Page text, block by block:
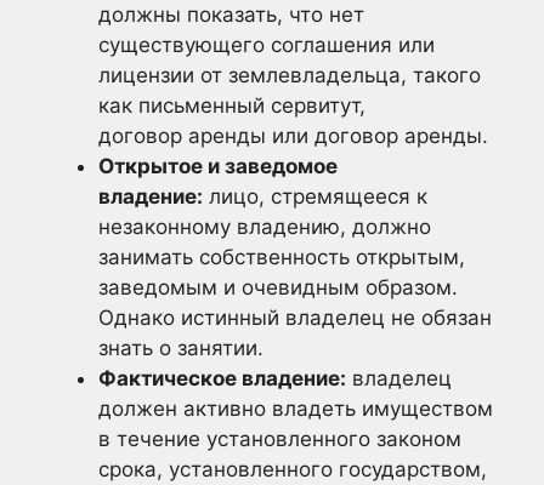
должны показать, что нет
существующего соглашения или
лицензии от землевладельца, такого
как письменный сервитут,
договор аренды или договор аренды.
Открытое и заведомое
владение: лицо, стремящееся к
незаконному владению, должно
занимать собственность открытым,
заведомым и очевидным образом.
Однако истинный владелец не обязан
знать о занятии.
Фактическое владение: владелец
должен активно владеть имуществом
в течение установленного законом
срока, установленного государством,